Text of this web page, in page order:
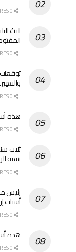
البث
هذه
ثلاث
نسبة
رئيس
أسباب
هذه